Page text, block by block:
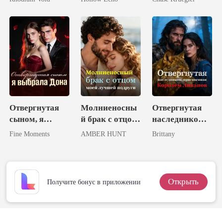
Отвергнутая
сыном, я
выбрала Дона
Fine Moments
Молниеносны
й брак с отцом
моей лучшей
AMBER HUNT
Отвергнутая
наследником,
присвоенная
Brittany
Получите бонус в приложении Открыть